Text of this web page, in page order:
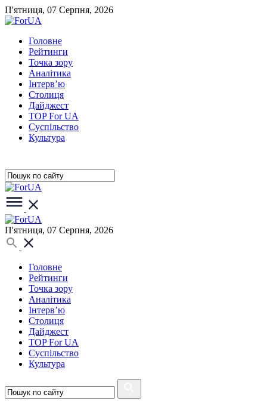
П'ятниця, 07 Серпня, 2026
Головне
Рейтинги
Точка зору
Аналітика
Інтерв’ю
Столиця
Дайджест
TOP For UA
Суспiльство
Культура
П'ятниця, 07 Серпня, 2026
Головне
Рейтинги
Точка зору
Аналітика
Інтерв’ю
Столиця
Дайджест
TOP For UA
Суспiльство
Культура